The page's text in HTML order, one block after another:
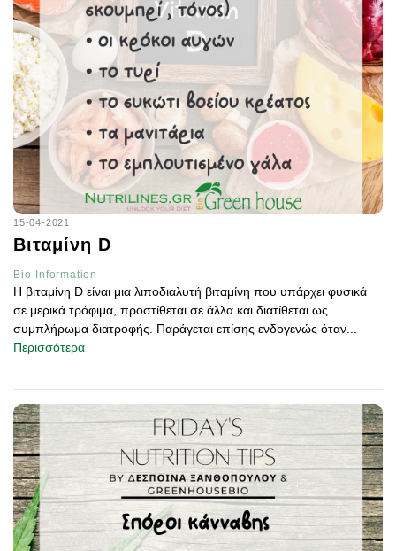
15-04-2021
Βιταμίνη D
Bio-Information
Η βιταμίνη D είναι μια λιποδιαλυτή βιταμίνη που υπάρχει φυσικά
σε μερικά τρόφιμα, προστίθεται σε άλλα και διατίθεται ως
συμπλήρωμα διατροφής. Παράγεται επίσης ενδογενώς όταν...
Περισσότερα